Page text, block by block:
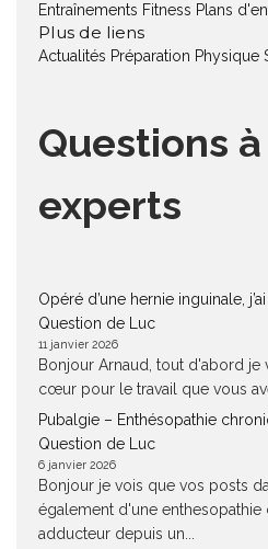
Entraînements Fitness Plans
Plus de liens
Actualités Préparation Physique
Questions
experts
Opéré d’une hernie inguinale,
Question de Luc
11 janvier 2026
Bonjour Arnaud, tout d'abord
cœur pour le travail que vous
Pubalgie – Enthésopathie
Question de Luc
6 janvier 2026
Bonjour je vois que vos posts
également d'une
adducteur depuis un...